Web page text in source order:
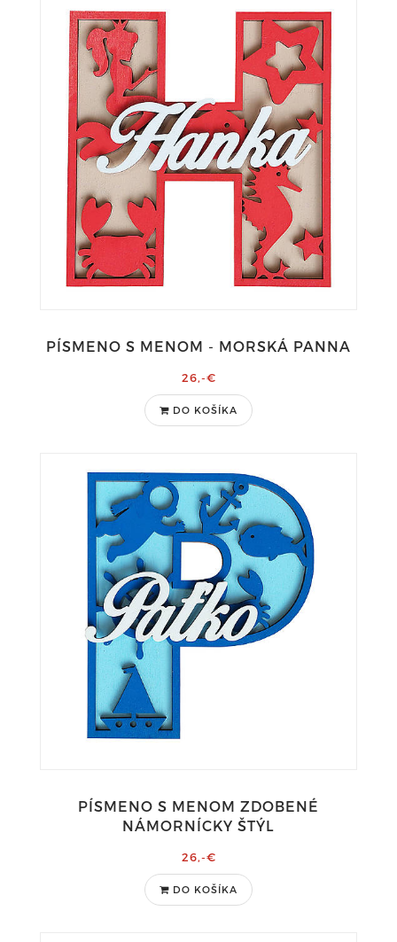
PÍSMENO S MENOM - MORSKÁ PANNA
26,-€
DO KOŠÍKA
PÍSMENO S MENOM ZDOBENÉ
NÁMORNÍCKY ŠTÝL
26,-€
DO KOŠÍKA